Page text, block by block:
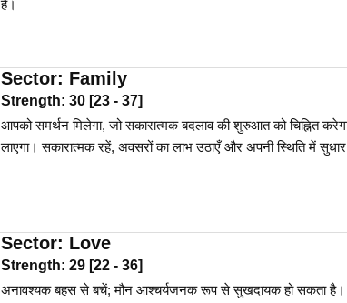
है।
Sector: Family
Strength: 30 [23 - 37]
आपको समर्थन मिलेगा, जो सकारात्मक बदलाव की शुरुआत को चिह्नित
लाएगा। सकारात्मक रहें, अवसरों का लाभ उठाएँ और अपनी स्थिति में
Sector: Love
Strength: 29 [22 - 36]
अनावश्यक बहस से बचें; मौन आश्चर्यजनक रूप से सुखदायक हो सकता है।